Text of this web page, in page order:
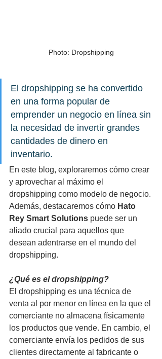
Photo: Dropshipping
El dropshipping se ha convertido
en una forma popular de
emprender un negocio en línea sin
la necesidad de invertir grandes
cantidades de dinero en
inventario.
En este blog, exploraremos cómo crear
y aprovechar al máximo el
dropshipping como modelo de negocio.
Además, destacaremos cómo Hato
Rey Smart Solutions puede ser un
aliado crucial para aquellos que
desean adentrarse en el mundo del
dropshipping.
¿Qué es el dropshipping?
El dropshipping es una técnica de
venta al por menor en línea en la que el
comerciante no almacena físicamente
los productos que vende. En cambio, el
comerciante envía los pedidos de sus
clientes directamente al fabricante o